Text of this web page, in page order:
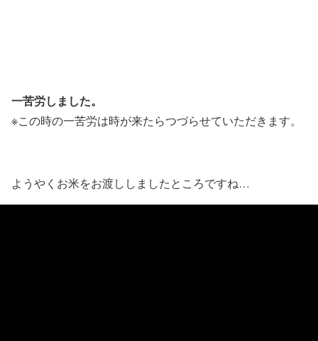
一苦労しました。
※この時の一苦労は時が来たらつづらせていただきます。
ようやくお米をお渡ししましたところですね…